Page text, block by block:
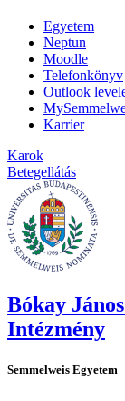
Egyetem
Neptun
Moodle
Telefonkönyv
Outlook
Karrier
Karok
Betegellátás
Bókay
Intézmény
Semmelweis Egyetem